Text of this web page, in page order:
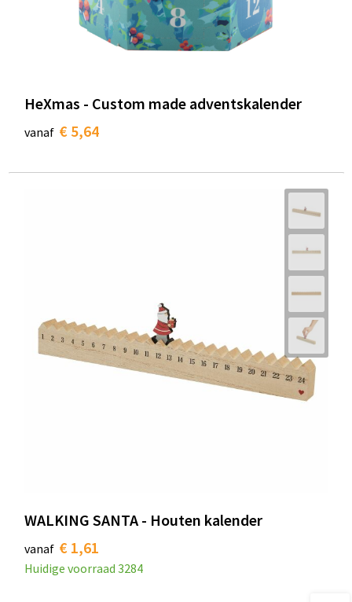
HeXmas - Custom made adventskalender
vanaf € 5,64
WALKING SANTA - Houten kalender
vanaf € 1,61
Huidige voorraad 3284